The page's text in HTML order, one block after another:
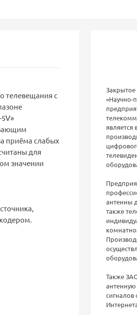
телевещания с
приёма слабых
для
значении
«Научно-
антенны
также
Также
сигналов